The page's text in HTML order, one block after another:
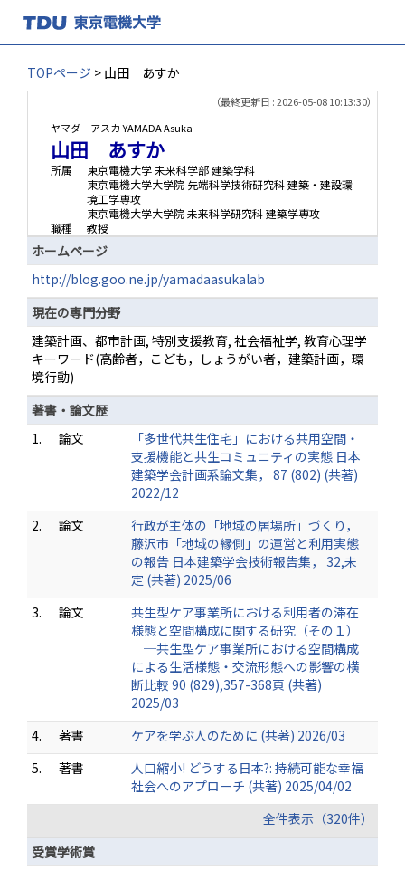
TOPページ > 山田 あすか
（最終更新日 : 2026-05-08 10:13:30）
ヤマダ アスカ YAMADA Asuka
山田 あすか
所属
東京電機大学 未来科学部 建築学科
東京電機大学大学院 先端科学技術研究科 建築・建設環
境工学専攻
東京電機大学大学院 未来科学研究科 建築学専攻
職種
教授
ホームページ
http://blog.goo.ne.jp/yamadaasukalab
現在の専門分野
建築計画、都市計画, 特別支援教育, 社会福祉学, 教育心理学
キーワード(高齢者，こども，しょうがい者，建築計画，環
境行動)
著書・論文歴
1.
論文
「多世代共生住宅」における共用空間・
支援機能と共生コミュニティの実態 日本
建築学会計画系論文集， 87 (802) (共著)
2022/12
2.
論文
行政が主体の「地域の居場所」づくり，
藤沢市「地域の縁側」の運営と利用実態
の報告 日本建築学会技術報告集， 32,未
定 (共著) 2025/06
3.
論文
共生型ケア事業所における利用者の滞在
様態と空間構成に関する研究（その１）
─共生型ケア事業所における空間構成
による生活様態・交流形態への影響の横
断比較 90 (829),357-368頁 (共著)
2025/03
4.
著書
ケアを学ぶ人のために (共著) 2026/03
5.
著書
人口縮小! どうする日本?: 持続可能な幸福
社会へのアプローチ (共著) 2025/04/02
全件表示（320件）
受賞学術賞